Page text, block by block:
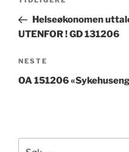
innlegg
Helseøkonomen
UTENFOR ! GD 131206
Neste
innlegg
NESTE
OA 151206